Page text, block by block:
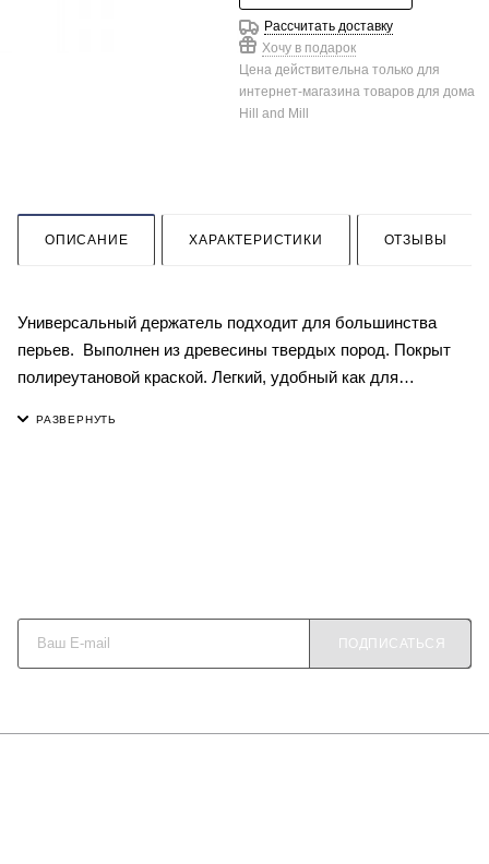
Рассчитать доставку
Хочу в подарок
Цена действительна только для
интернет-магазина товаров для дома
Hill and Mill
ОПИСАНИЕ ХАРАКТЕРИСТИКИ ОТЗЫВЫ
Универсальный держатель подходит для большинства
перьев. Выполнен из древесины твердых пород. Покрыт
полиреутановой краской. Легкий, удобный как для
10%.
"Повторная покупка" для постоянных клиентов 5%.
ПОДПИСАТЬСЯ